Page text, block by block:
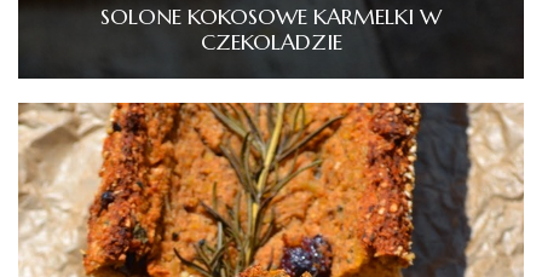
SOLONE KOKOSOWE KARMELKI W
CZEKOLADZIE